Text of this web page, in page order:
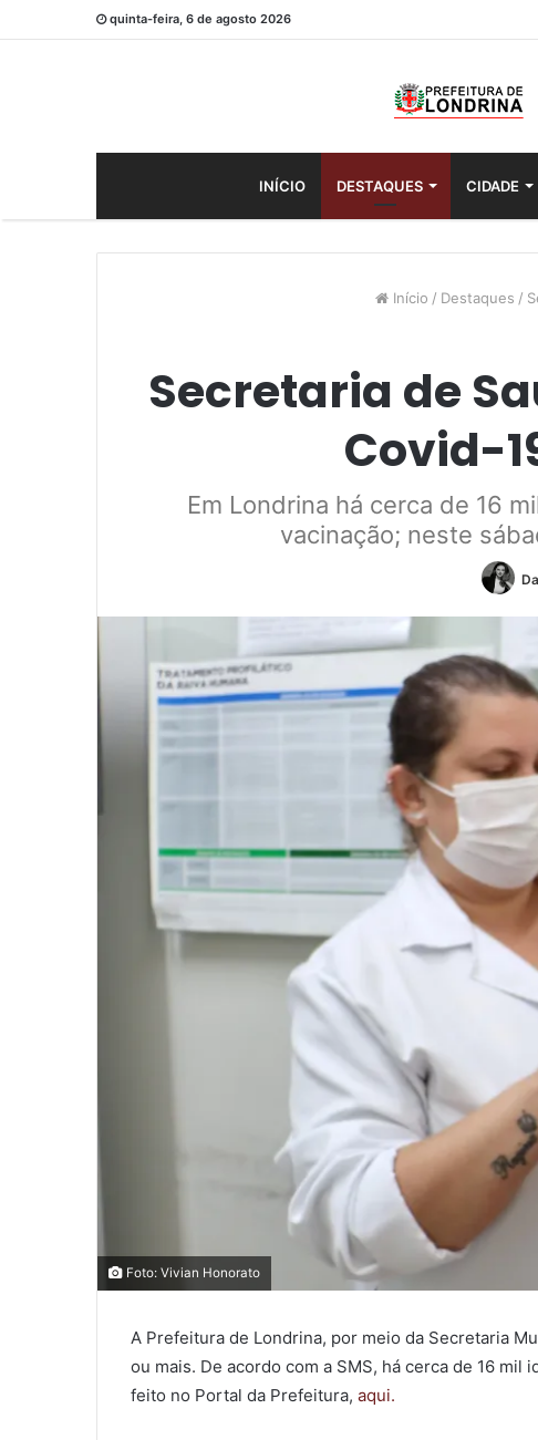
quinta-feira, 6 de agosto 2026
INÍCIO DESTAQUES CIDADE
Início / Destaques /
Secretaria de
Covid-
Em Londrina há cerca de 16
vacinação; neste
Foto: Vivian Honorato
A Prefeitura de Londrina, por meio da Secretaria
ou mais. De acordo com a SMS, há cerca de 16
feito no Portal da Prefeitura, aqui.